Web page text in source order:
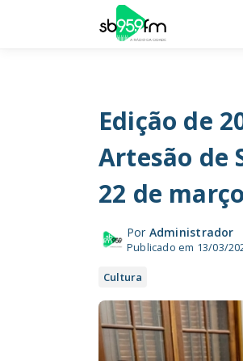
Edição de
Artesão de
22 de março
Por Administrador
Publicado em 13/03/
Cultura